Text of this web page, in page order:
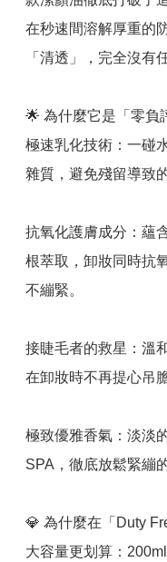
在秒速間溶解厚重的
「清透」，完全沒有
🌟 為什麼它是「零負
極速乳化技術：一碰
雜質，避免殘留導致
抗氧化護膚成分：蘊
根萃取，卸妝同時抗
不繃緊。
接睫毛者的救星：溫
在卸妝時不再提心吊膽
極致優雅香氣：淡淡
SPA，徹底放鬆緊繃
💎 為什麼在「Duty
大容量更划算：